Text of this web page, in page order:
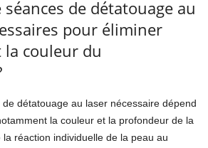
de détatouage au
pour éliminer
couleur du
détatouage au laser nécessaire dépend
la couleur et la profondeur de la
réaction individuelle de la peau au